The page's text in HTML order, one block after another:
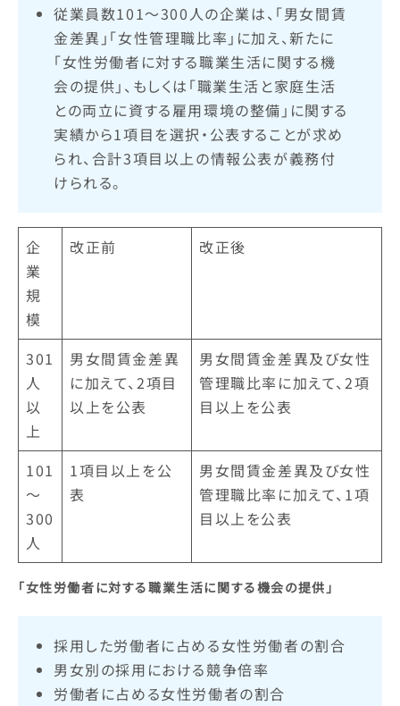
従業員数101～300人の企業は、「男女間賃
金差異」「女性管理職比率」に加え、新たに
「女性労働者に対する職業生活に関する機
会の提供」、もしくは「職業生活と家庭生活
との両立に資する雇用環境の整備」に関する
実績から1項目を選択・公表することが求め
られ、合計3項目以上の情報公表が義務付
けられる。​
企
業
規
模
改正前 改正後
301
人
以
上
男女間賃金差異
に加えて、2項目
以上を公表
男女間賃金差異及び女性
管理職比率に加えて、2項
目以上を公表
101
～
300
人
1項目以上を公
表
男女間賃金差異及び女性
管理職比率に加えて、1項
目以上を公表
「女性労働者に対する職業生活に関する機会の提供」
採用した労働者に占める女性労働者の割合​
男女別の採用における競争倍率​
労働者に占める女性労働者の割合​